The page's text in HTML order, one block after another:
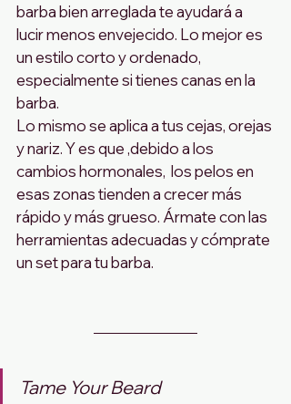
barba bien arreglada te ayudará a
lucir menos envejecido. Lo mejor es
un estilo corto y ordenado,
especialmente si tienes canas en la
barba.
Lo mismo se aplica a tus cejas, orejas
y nariz. Y es que ,debido a los
cambios hormonales,  los pelos en
esas zonas tienden a crecer más
rápido y más grueso. Ármate con las
herramientas adecuadas y cómprate
un set para tu barba.
Tame Your Beard